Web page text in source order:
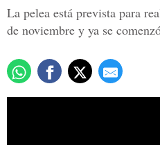
La pelea está prevista para
de noviembre y ya se